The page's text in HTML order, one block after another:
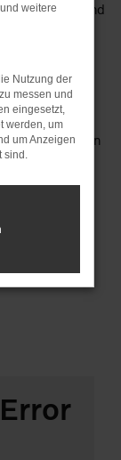
klingt gut und
bei diesem
nichts
der
bereits
noch
Ihnen für Ihre
und lassen
Da
als 110
checken wir
nach
erstklassigen
weitere
Nutzung der
messen und
eingesetzt,
werden, um
um Anzeigen
sind.